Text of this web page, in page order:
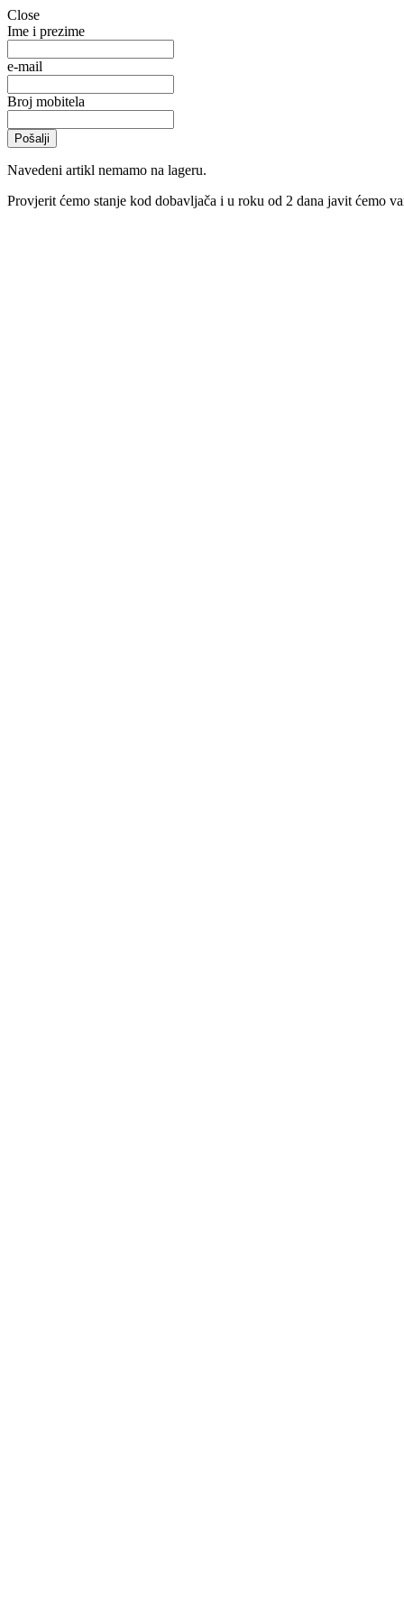
Close
Ime i prezime
e-mail
Broj mobitela
Navedeni artikl nemamo na lageru.
Provjerit ćemo stanje kod dobavljača i u roku od 2 dana javit ćemo